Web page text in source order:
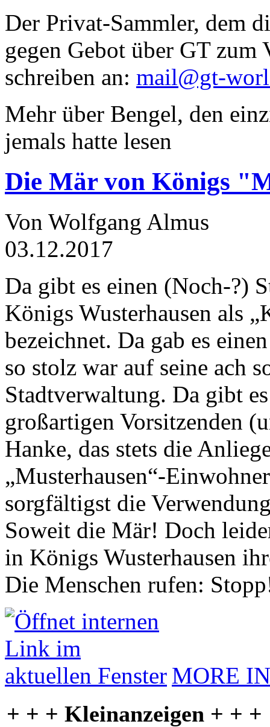
Der Privat-Sammler, dem
gegen Gebot über GT zum
schreiben an: mail@gt-
Mehr über Bengel, den
jemals hatte lesen
Die Mär von Königs
Von Wolfgang Almus
03.12.2017
Da gibt es einen (Noch-?)
Königs Wusterhausen als
bezeichnet. Da gab es
so stolz war auf seine ach
Stadtverwaltung. Da gibt
großartigen Vorsitzenden
Hanke, das stets die
„Musterhausen“-
sorgfältigst die
Soweit die Mär! Doch
in Königs Wusterhausen
Die Menschen rufen:
MORE
+ + + Kleinanzeigen + + +